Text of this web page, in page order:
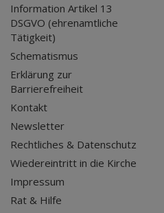
Information Artikel 13
DSGVO (ehrenamtliche
Tätigkeit)
Schematismus
Erklärung zur
Barrierefreiheit
Kontakt
Newsletter
Rechtliches & Datenschutz
Wiedereintritt in die Kirche
Impressum
Rat & Hilfe